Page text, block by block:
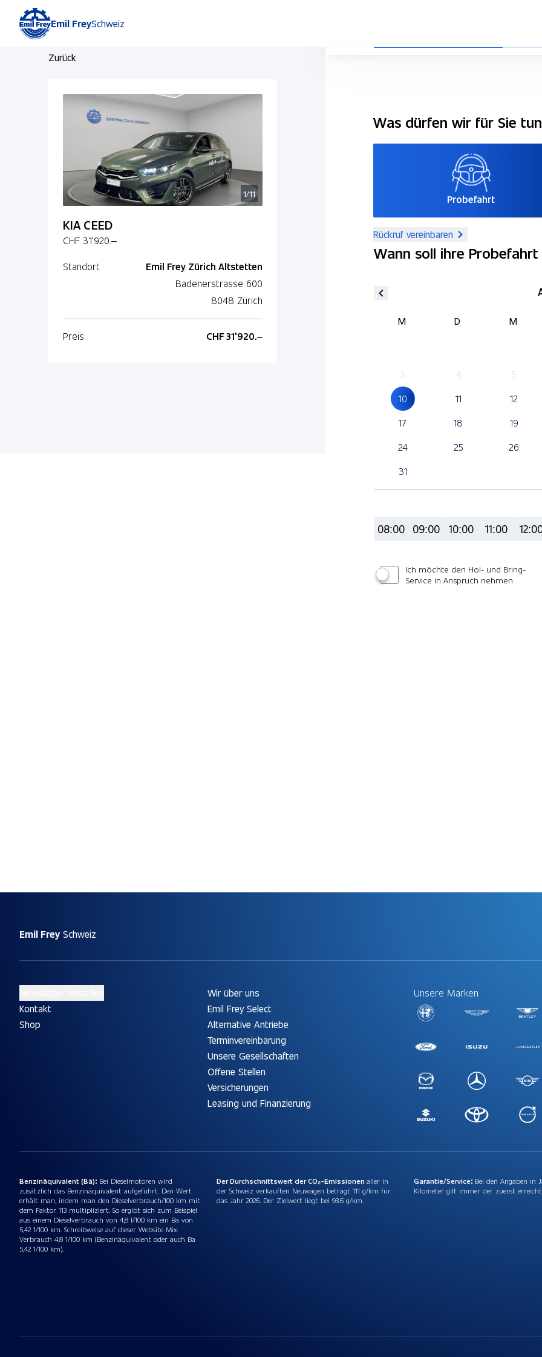
Emil FreySchweiz
Zurück
1/11
KIA CEED
CHF 31'920.–
Standort
Emil Frey Zürich Altstetten
Badenerstrasse 600
8048 Zürich
Preis CHF 31'920.–
Was dürfen wir für Sie
Probefahrt
Rückruf vereinbaren
Wann soll ihre
M D M
3
4 5
10
11 12
17
18 19
24
25 26
31
08:00 09:00 10:00 11:00
Ich möchte den Hol- und Bring-
Service in Anspruch nehmen.
Emil Frey Schweiz
Kontakt
Shop
Wir über uns
Emil Frey Select
Alternative Antriebe
Terminvereinbarung
Unsere Gesellschaften
Offene Stellen
Versicherungen
Leasing und Finanzierung
Unsere Marken
Benzinäquivalent (Bä): Bei Dieselmotoren wird
zusätzlich das Benzinäquivalent aufgeführt. Den Wert
erhält man, indem man den Dieselverbrauch/100 km mit
dem Faktor 113 multipliziert. So ergibt sich zum Beispiel
aus einem Dieselverbrauch von 4,8 l/100 km ein Ba von
5,42 1/100 km. Schreibweise auf dieser Website Mix-
Verbrauch 4,8 1/100 km (Benzinäquivalent oder auch Ba
5,42 1/100 km).
Der Durchschnittswert der CO₂-Emissionenaller in
der Schweiz verkauften Neuwagen beträgt 111 g/km für
das Jahr 2026. Der Zielwert liegt bei 93.6 g/km.
Garantie/Service: Bei den Angaben in
Kilometer gilt immer der zuerst